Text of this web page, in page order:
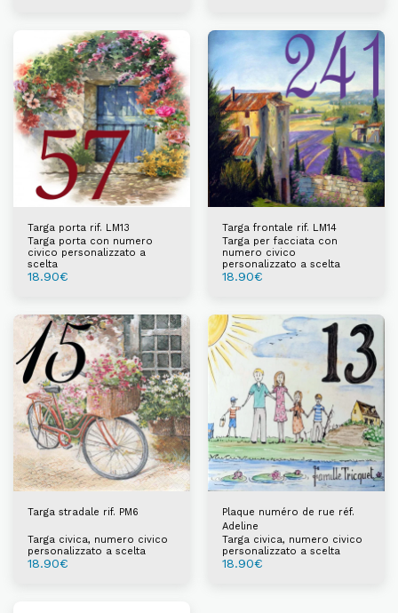
Targa porta rif. LM13
Targa porta con numero
civico personalizzato a
scelta
18.90€
Targa frontale rif. LM14
Targa per facciata con
numero civico
personalizzato a scelta
18.90€
Targa stradale rif. PM6
Targa civica, numero civico
personalizzato a scelta
18.90€
Plaque numéro de rue réf.
Adeline
Targa civica, numero civico
personalizzato a scelta
18.90€